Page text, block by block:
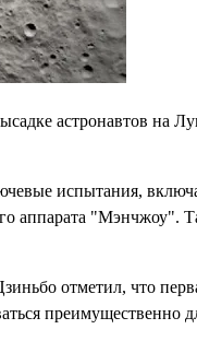
астронавтов на
испытания,
аппарата
отметил, что